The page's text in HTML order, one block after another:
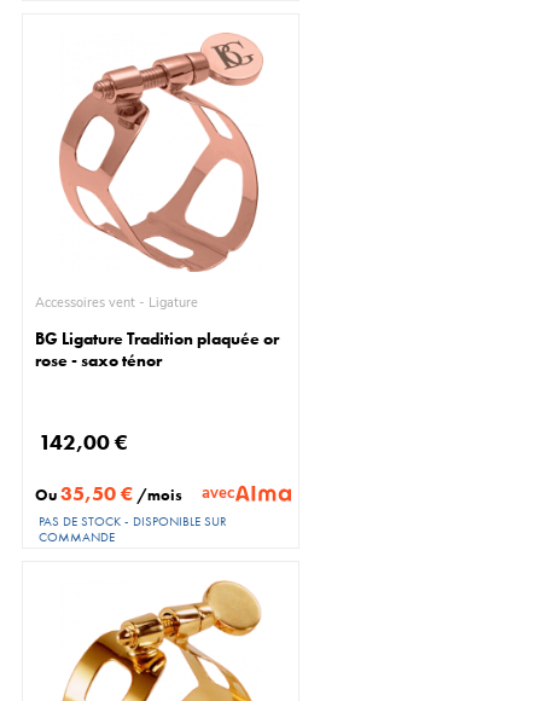
Accessoires vent - Ligature
BG Ligature Tradition plaquée or
rose - saxo ténor
142,00 €
Ou35,50 € /mois avec
PAS DE STOCK - DISPONIBLE SUR
COMMANDE